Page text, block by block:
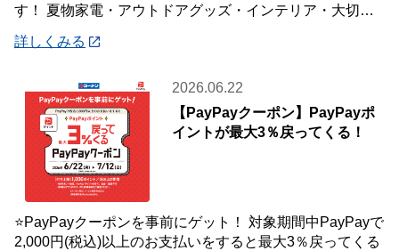
す！ 夏物家電・アウトドアグッズ・インテリア・大切な
詳しくみる
2026.06.22
【PayPayクーポン】PayPayポ
イントが最大3％戻ってくる！
⭐PayPayクーポンを事前にゲット！ 対象期間中PayPayで
2,000円(税込)以上のお支払いをすると最大3％戻ってくる